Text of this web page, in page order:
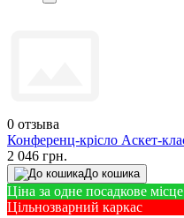
0 отзыва
Конференц-крісло Аскет-
2 046 грн.
До кошика
Ціна за одне посадкове
Цільнозварний каркас